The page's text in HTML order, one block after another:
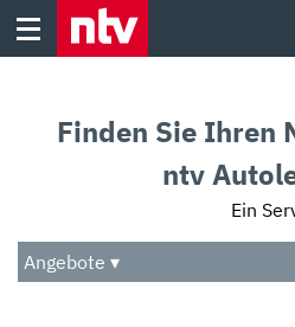
Skip
Audio
Das Beste
Finden Sie Ihren
ntv
Ein
Angebote ▾